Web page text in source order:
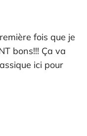
fois que je
bons!!! Ça va
ici pour